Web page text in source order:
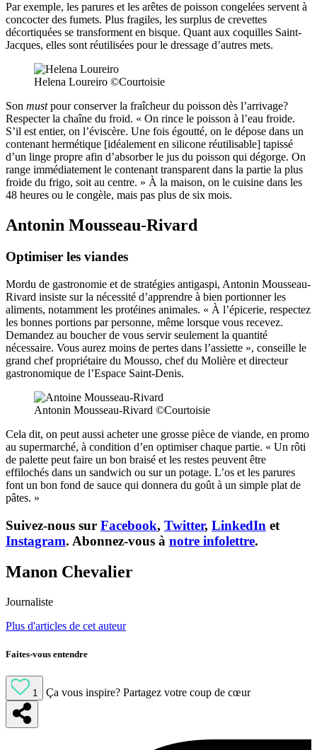
Par exemple, les parures et les arêtes de poisson congelées servent à
concocter des fumets. Plus fragiles, les surplus de crevettes
décortiquées se transforment en bisque. Quant aux coquilles Saint-
Jacques, elles sont réutilisées pour le dressage d’autres mets.
Helena Loureiro ©Courtoisie
Son mustpour conserver la fraîcheur du poisson dès l’arrivage?
Respecter la chaîne du froid. « On rince le poisson à l’eau froide.
S’il est entier, on l’éviscère. Une fois égoutté, on le dépose dans un
contenant hermétique [idéalement en silicone réutilisable] tapissé
d’un linge propre afin d’absorber le jus du poisson qui dégorge. On
range immédiatement le contenant transparent dans la partie la plus
froide du frigo, soit au centre. » À la maison, on le cuisine dans les
48 heures ou le congèle, mais pas plus de six mois.
Antonin Mousseau-Rivard
Optimiser les viandes
Mordu de gastronomie et de stratégies antigaspi, Antonin Mousseau-
Rivard insiste sur la nécessité d’apprendre à bien portionner les
aliments, notamment les protéines animales. « À l’épicerie, respectez
les bonnes portions par personne, même lorsque vous recevez.
Demandez au boucher de vous servir seulement la quantité
nécessaire. Vous aurez moins de pertes dans l’assiette », conseille le
grand chef propriétaire du Mousso, chef du Molière et directeur
gastronomique de l’Espace Saint-Denis.
Antonin Mousseau-Rivard ©Courtoisie
Cela dit, on peut aussi acheter une grosse pièce de viande, en promo
au supermarché, à condition d’en optimiser chaque partie. « Un rôti
de palette peut faire un bon braisé et les restes peuvent être
effilochés dans un sandwich ou sur un potage. L’os et les parures
font un bon fond de sauce qui donnera du goût à un simple plat de
pâtes. »
Suivez-nous sur Facebook, Twitter, LinkedIn et
Instagram. Abonnez-vous à notre infolettre.
Manon Chevalier
Journaliste
Plus d'articles de cet auteur
Faites-vous entendre
1 Ça vous inspire? Partagez votre coup de cœur